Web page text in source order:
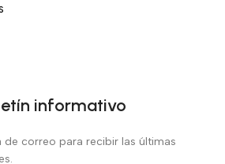
informativo
de correo para recibir las últimas